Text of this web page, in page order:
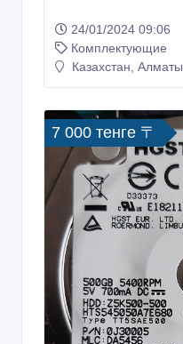
24/01/2024 09:06
Комплектующие
Казахстан, Алматы
7 000 тенге 〒